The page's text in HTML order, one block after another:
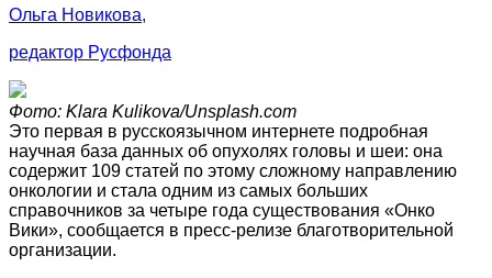
Ольга Новикова,
редактор Русфонда
Фото: Klara Kulikova/Unsplash.com
Это первая в русскоязычном интернете подробная
научная база данных об опухолях головы и шеи: она
содержит 109 статей по этому сложному направлению
онкологии и стала одним из самых больших
справочников за четыре года существования «Онко
Вики», сообщается в пресс-релизе благотворительной
организации.